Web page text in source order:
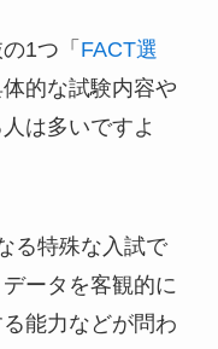
1つ「 FACT選
的な試験内容や
は多いですよ
る特殊な入試で
ータを客観的に
能力などが問わ